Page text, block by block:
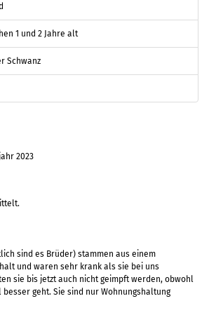
1 und 2 Jahre alt
Schwanz
2023
sind es Brüder) stammen aus einem
und waren sehr krank als sie bei uns
sie bis jetzt auch nicht geimpft werden, obwohl
geht. Sie sind nur Wohnungshaltung